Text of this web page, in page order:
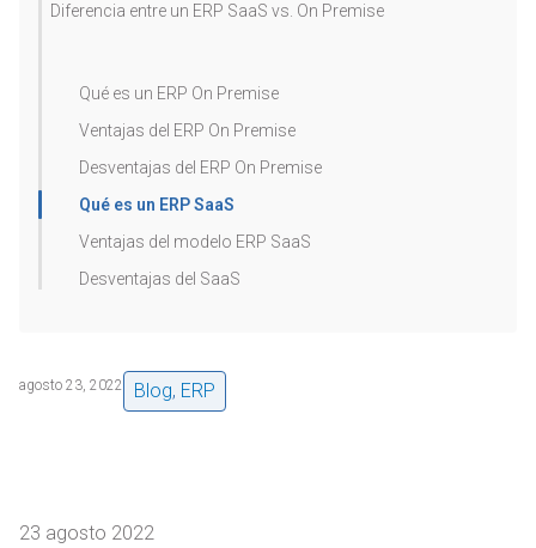
Diferencia entre un ERP SaaS vs. On Premise
Qué es un ERP On Premise
Ventajas del ERP On Premise
Desventajas del ERP On Premise
Qué es un ERP SaaS
Ventajas del modelo ERP SaaS
Desventajas del SaaS
agosto 23, 2022 Blog, ERP
23 agosto 2022